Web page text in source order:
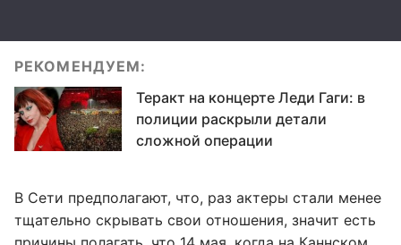
РЕКОМЕНДУЕМ:
Теракт на концерте Леди Гаги: в
полиции раскрыли детали
сложной операции
В Сети предполагают, что, раз актеры стали менее
тщательно скрывать свои отношения, значит есть